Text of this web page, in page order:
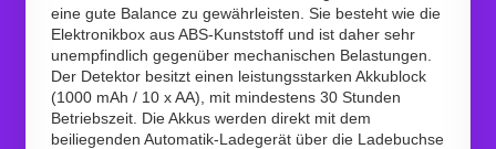
eine gute Balance zu gewährleisten. Sie besteht wie die
Elektronikbox aus ABS-Kunststoff und ist daher sehr
unempfindlich gegenüber mechanischen Belastungen.
Der Detektor besitzt einen leistungsstarken Akkublock
(1000 mAh / 10 x AA), mit mindestens 30 Stunden
Betriebszeit. Die Akkus werden direkt mit dem
beiliegenden Automatik-Ladegerät über die Ladebuchse